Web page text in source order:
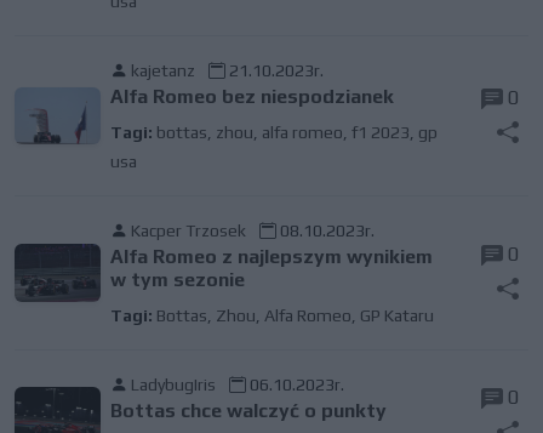
kajetanz 21.10.2023r.
Alfa Romeo bez niespodzianek
Tagi: bottas zhou alfa romeo f1 2023 gp
usa
0
Kacper Trzosek 08.10.2023r.
Alfa Romeo z najlepszym wynikiem
w tym sezonie
Tagi: Bottas Zhou Alfa Romeo GP Kataru
0
LadybugIris 06.10.2023r.
Bottas chce walczyć o punkty
0